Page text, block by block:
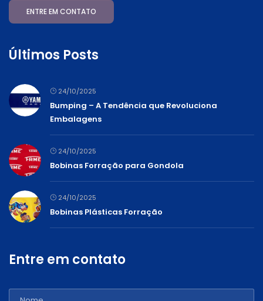
ENTRE EM CONTATO
Últimos Posts
24/10/2025
Bumping – A Tendência que Revoluciona
Embalagens
24/10/2025
Bobinas Forração para Gondola
24/10/2025
Bobinas Plásticas Forração
Entre em contato